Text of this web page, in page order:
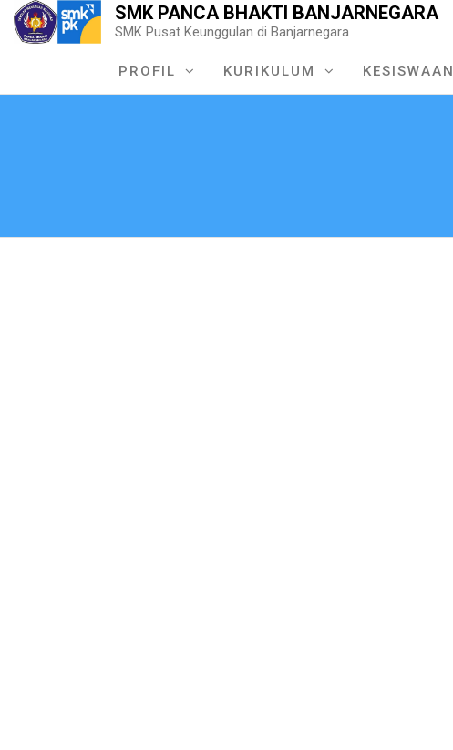
SMK PANCA BHAKTI BANJARNEGARA
SMK Pusat Keunggulan di Banjarnegara
PROFIL KURIKULUM KESISWAAN